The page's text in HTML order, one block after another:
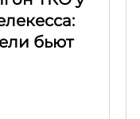
бьют